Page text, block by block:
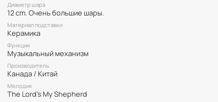
Диаметр шара
12 cm. Очень большие шары.
Материал подставки
Керамика
Функции
Музыкальный механизм
Производитель
Канада / Китай
Мелодия
The Lord's My Shepherd